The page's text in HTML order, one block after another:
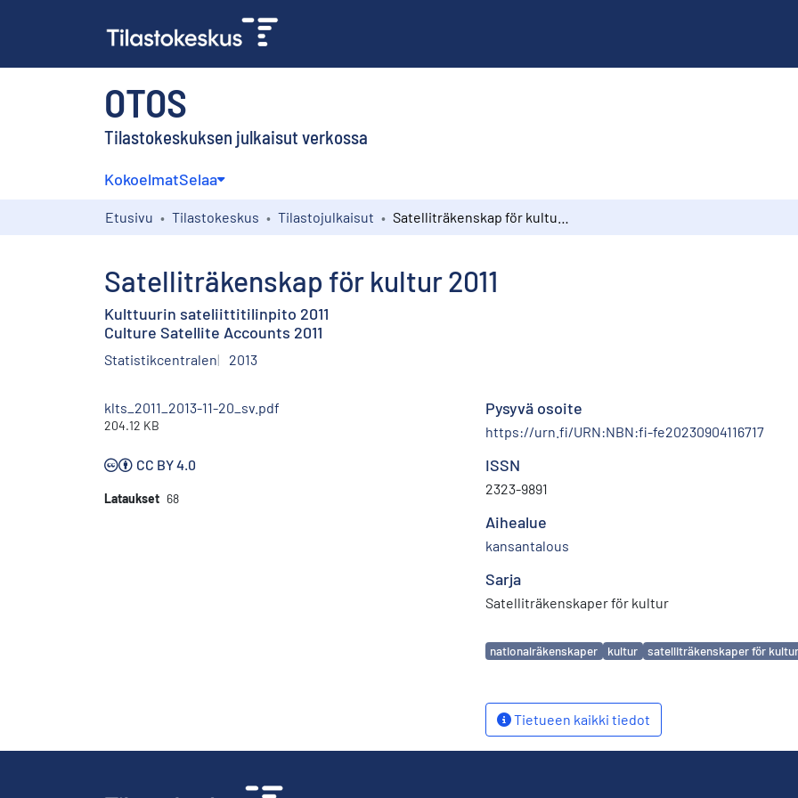
OTOS
Tilastokeskuksen julkaisut verkossa
KokoelmatSelaa
Etusivu Tilastokeskus Tilastojulkaisut
Satelliträkenskap för kultur 2011
Kulttuurin sateliittitilinpito 2011
Culture Satellite Accounts 2011
Statistikcentralen 2013
klts_2011_2013-11-20_sv.pdf
204.12 KB
CC BY 4.0
Lataukset 68
Pysyvä osoite
https://urn.fi/URN:NBN:fi-fe20230904116717
ISSN
2323-9891
Aihealue
kansantalous
Sarja
Satelliträkenskaper för kultur
Avainsanat
nationalräkenskaper kultur satelliträkenskaper för
Tietueen kaikki tiedot